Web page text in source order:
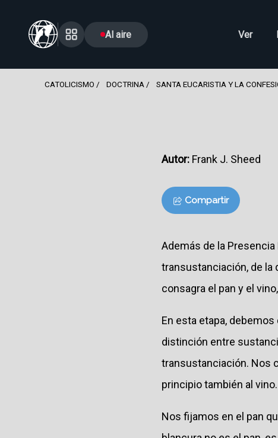
Al aire Ver
CATOLICISMO DOCTRINA SANTA EUCARISTIA Y LA
Autor: Frank J. Sheed
Compartir
Además de la
transustanciación, de la
consagra el pan y el
En esta etapa,
distinción entre
transustanciación. Nos
principio también al vino.
Nos fijamos en el pan